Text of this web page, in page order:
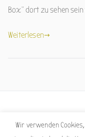
Box” dort zu sehen
Weiterlesen
Wir verwenden